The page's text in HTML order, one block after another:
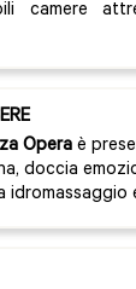
camere
Opera è
doccia
idromassaggio